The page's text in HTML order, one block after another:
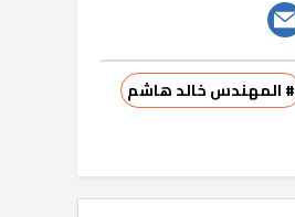
# المهندس خالد هاشم